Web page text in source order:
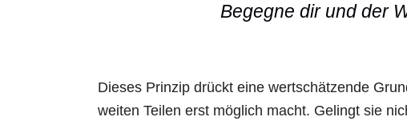
Begegne dir und der
Dieses Prinzip drückt eine wertschätzende
weiten Teilen erst möglich macht. Gelingt sie